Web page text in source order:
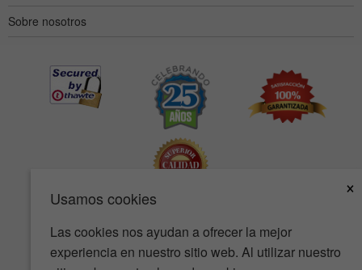
Usamos cookies
×
Las cookies nos ayudan a ofrecer la mejor
experiencia en nuestro sitio web. Al utilizar nuestro
Sobre nosotros
Accesibilidad Condiciones de uso Política de privacidad